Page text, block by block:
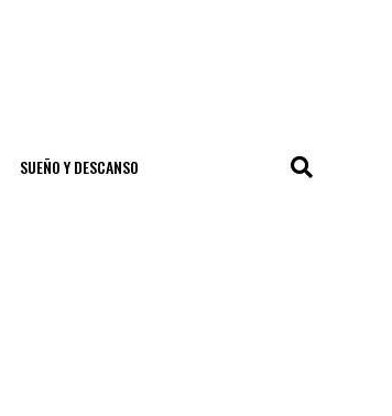
SUEÑO Y DESCANSO